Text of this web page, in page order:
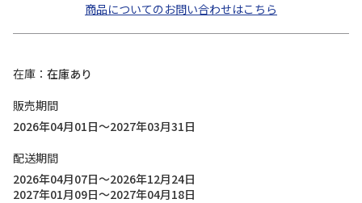
商品についてのお問い合わせはこちら
在庫
在庫あり
販売期間
2026年04月01日～2027年03月31日
配送期間
2026年04月07日～2026年12月24日
2027年01月09日～2027年04月18日